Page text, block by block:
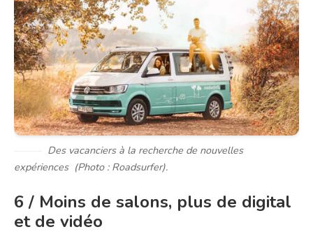
Des vacanciers à la recherche de nouvelles
expériences (Photo : Roadsurfer).
6 / Moins de salons, plus de digital
et de vidéo